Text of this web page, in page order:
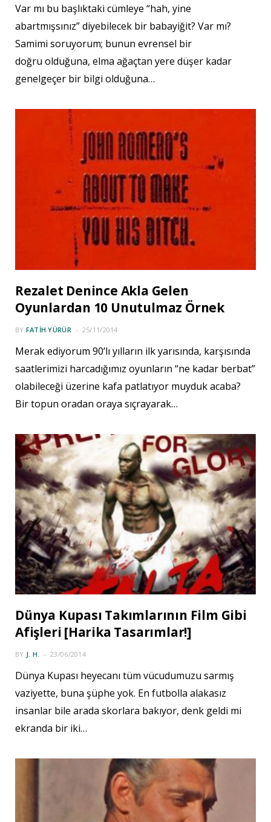
Var mı bu başlıktaki cümleye “hah, yine
abartmışsınız” diyebilecek bir babayiğit? Var mı?
Samimi soruyorum; bunun evrensel bir
doğru olduğuna, elma ağaçtan yere düşer kadar
genelgeçer bir bilgi olduğuna…
Rezalet Denince Akla Gelen
Oyunlardan 10 Unutulmaz Örnek
BY FATIH YÜRÜR 25/11/2014
Merak ediyorum 90’lı yılların ilk yarısında, karşısında
saatlerimizi harcadığımız oyunların “ne kadar berbat”
olabileceği üzerine kafa patlatıyor muyduk acaba?
Bir topun oradan oraya sıçrayarak…
Dünya Kupası Takımlarının Film Gibi
Afişleri [Harika Tasarımlar!]
BY J. H. 23/06/2014
Dünya Kupası heyecanı tüm vücudumuzu sarmış
vaziyette, buna şüphe yok. En futbolla alakasız
insanlar bile arada skorlara bakıyor, denk geldi mi
ekranda bir iki…